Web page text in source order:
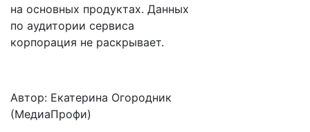
на основных продуктах. Данных
по аудитории сервиса
корпорация не раскрывает.
Автор: Екатерина Огородник
(МедиаПрофи)